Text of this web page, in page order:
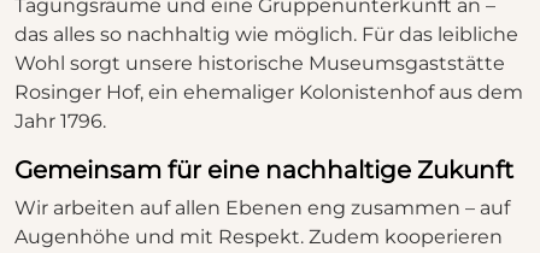
Tagungsräume und eine Gruppenunterkunft an –
das alles so nachhaltig wie möglich. Für das leibliche
Wohl sorgt unsere historische Museumsgaststätte
Rosinger Hof, ein ehemaliger Kolonistenhof aus dem
Jahr 1796.
Gemeinsam für eine nachhaltige Zukunft
Wir arbeiten auf allen Ebenen eng zusammen – auf
Augenhöhe und mit Respekt. Zudem kooperieren